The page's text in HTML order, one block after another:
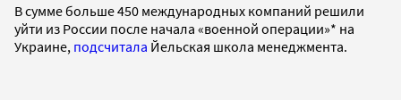
В сумме больше 450 международных компаний решили
уйти из России после начала «военной операции»* на
Украине, подсчитала Йельская школа менеджмента.